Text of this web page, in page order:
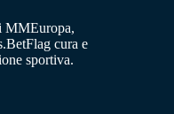
MMEuropa,
cura e
sportiva.